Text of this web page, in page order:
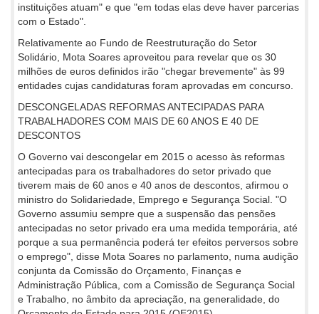
instituições atuam" e que "em todas elas deve haver parcerias
com o Estado".
Relativamente ao Fundo de Reestruturação do Setor
Solidário, Mota Soares aproveitou para revelar que os 30
milhões de euros definidos irão "chegar brevemente" às 99
entidades cujas candidaturas foram aprovadas em concurso.
DESCONGELADAS REFORMAS ANTECIPADAS PARA
TRABALHADORES COM MAIS DE 60 ANOS E 40 DE
DESCONTOS
O Governo vai descongelar em 2015 o acesso às reformas
antecipadas para os trabalhadores do setor privado que
tiverem mais de 60 anos e 40 anos de descontos, afirmou o
ministro do Solidariedade, Emprego e Segurança Social. "O
Governo assumiu sempre que a suspensão das pensões
antecipadas no setor privado era uma medida temporária, até
porque a sua permanência poderá ter efeitos perversos sobre
o emprego", disse Mota Soares no parlamento, numa audição
conjunta da Comissão do Orçamento, Finanças e
Administração Pública, com a Comissão de Segurança Social
e Trabalho, no âmbito da apreciação, na generalidade, do